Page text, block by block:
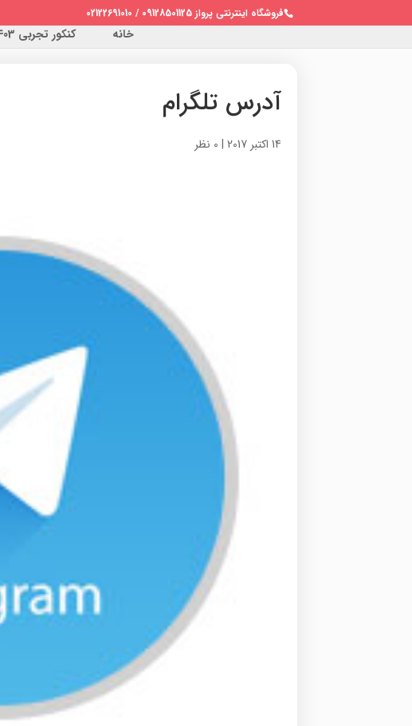
فروشگاه اینترنتی پرواز 09128501125 / 02122691010
خانه کنکور تجربی 1403
آدرس تلگرام
14 اکتبر 2017 | 0 نظر